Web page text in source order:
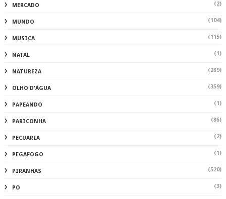
MERCADO (2)
MUNDO (104)
MUSICA (115)
NATAL (1)
NATUREZA (289)
OLHO D'ÁGUA (359)
PAPEANDO (1)
PARICONHA (86)
PECUARIA (2)
PEGAFOGO (1)
PIRANHAS (520)
PO (3)